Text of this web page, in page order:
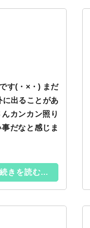
す(・×・) まだ
に出ることがあ
カンカン照り
だなと感じま
続きを読む...